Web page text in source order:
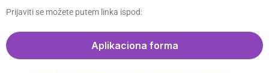
Prijaviti se možete putem linka ispod:
Aplikaciona forma